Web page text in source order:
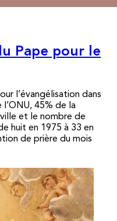
Pape pour le
l’évangélisation dans
45% de la
et le nombre de
huit en 1975 à 33 en
de prière du mois